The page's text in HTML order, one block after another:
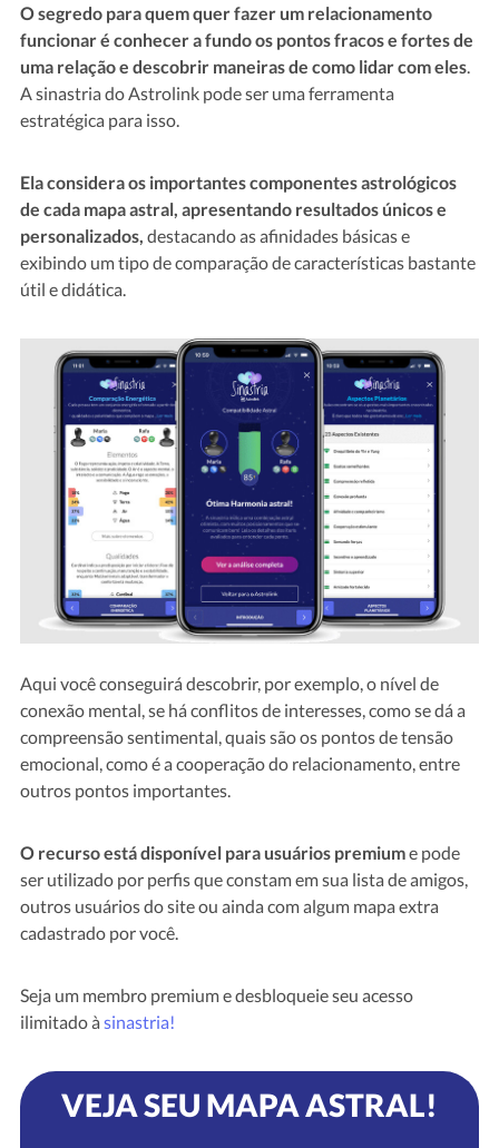
O segredo para quem quer fazer um relacionamento
funcionar é conhecer a fundo os pontos fracos e fortes de
uma relação e descobrir maneiras de como lidar com eles
A sinastria do Astrolink pode ser uma ferramenta
estratégica para isso.
Ela considera os importantes componentes astrológicos
de cada mapa astral, apresentando resultados únicos e
personalizados, destacando as afinidades básicas e
exibindo um tipo de comparação de características bastante
útil e didática.
Aqui você conseguirá descobrir, por exemplo, o nível de
conexão mental, se há conflitos de interesses, como se dá a
compreensão sentimental, quais são os pontos de tensão
emocional, como é a cooperação do relacionamento, entre
outros pontos importantes.
O recurso está disponível para usuários premiume pode
ser utilizado por perfis que constam em sua lista de amigos,
outros usuários do site ou ainda com algum mapa extra
cadastrado por você.
Seja um membro premium e desbloqueie seu acesso
ilimitado à sinastria!
VEJA SEU MAPA ASTRAL!